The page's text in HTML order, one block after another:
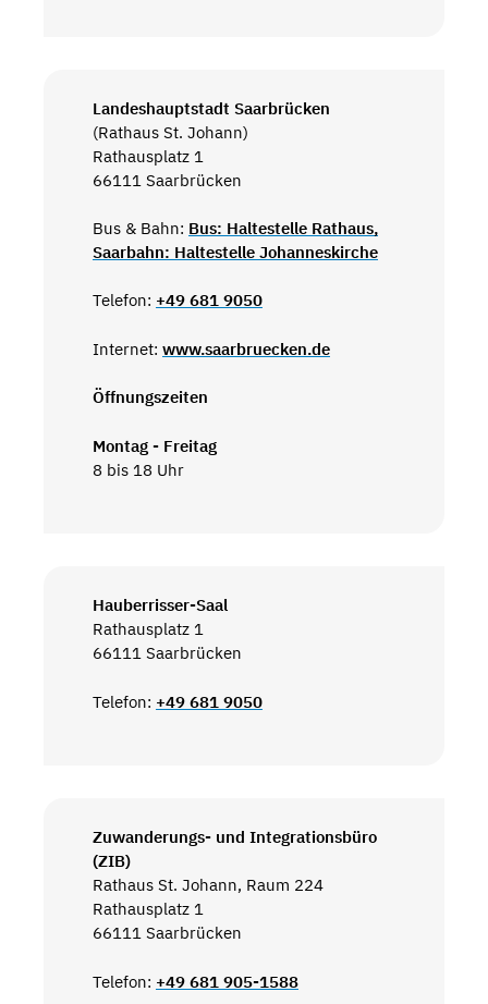
Landeshauptstadt Saarbrücken
(Rathaus St. Johann)
Rathausplatz 1
66111 Saarbrücken
Bus & Bahn: Bus: Haltestelle Rathaus,
Saarbahn: Haltestelle Johanneskirche
Telefon: +49 681 9050
Internet: www.saarbruecken.de
Öffnungszeiten
Montag - Freitag
8 bis 18 Uhr
Hauberrisser-Saal
Rathausplatz 1
66111 Saarbrücken
Telefon: +49 681 9050
Zuwanderungs- und Integrationsbüro
(ZIB)
Rathaus St. Johann, Raum 224
Rathausplatz 1
66111 Saarbrücken
Telefon: +49 681 905-1588